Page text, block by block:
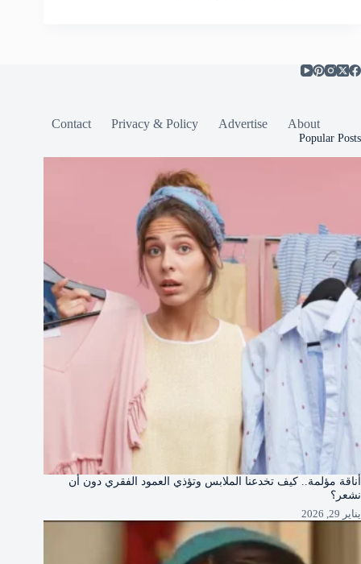
About
Advertise
Privacy & Policy
Contact
Popular Posts
أناقة مؤلمة.. كيف تخدعنا الملابس وتؤذي العمود الفقري دون أن
نشعر؟
يناير 29, 2026